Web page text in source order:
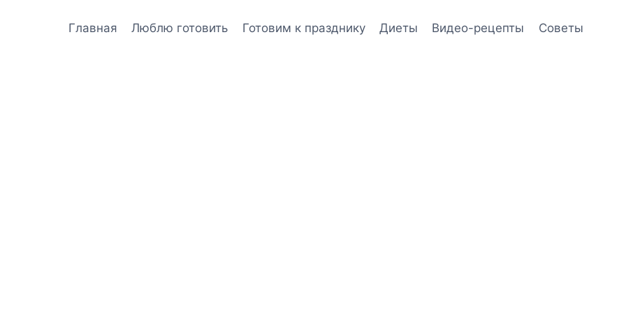
Главная Люблю готовить Готовим к празднику Диеты Видео-рецепты Советы